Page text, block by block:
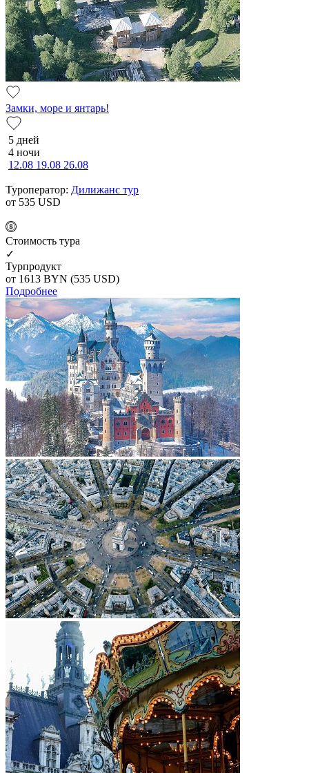
Замки, море и янтарь!
5 дней
4 ночи
12.08 19.08 26.08
Туроператор: Дилижанс тур
от 535 USD
Cтоимость тура
✓
Турпродукт
от 1613 BYN (535 USD)
Подробнее